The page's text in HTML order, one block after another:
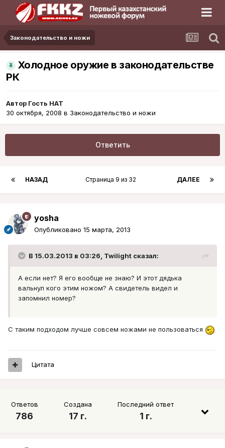
Законодательство и ножи
Холодное оружие в законодательстве
РК
Автор Гость HAT
30 октября, 2008 в Законодательство и ножи
Ответить
НАЗАД ДАЛЕЕ
Страница 9 из 32
yosha
Опубликовано 15 марта, 2013
В 15.03.2013 в 03:26, Twilight сказал:
А если нет? Я его вообще не знаю? И этот дядька
вальнул кого этим ножом? А свидетель видел и
запомнил номер?
С таким подходом лучше совсем ножами не пользоваться
Цитата
Ответов
786
Создана
17 г.
Последний ответ
1 г.